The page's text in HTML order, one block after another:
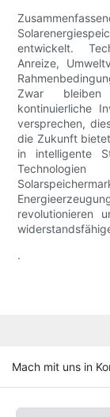
entwickelt.
Anreize,
Zwar bleiben
kontinuierliche
versprechen,
die Zukunft
in intelligente
revolutionieren
.
Mach mit uns in